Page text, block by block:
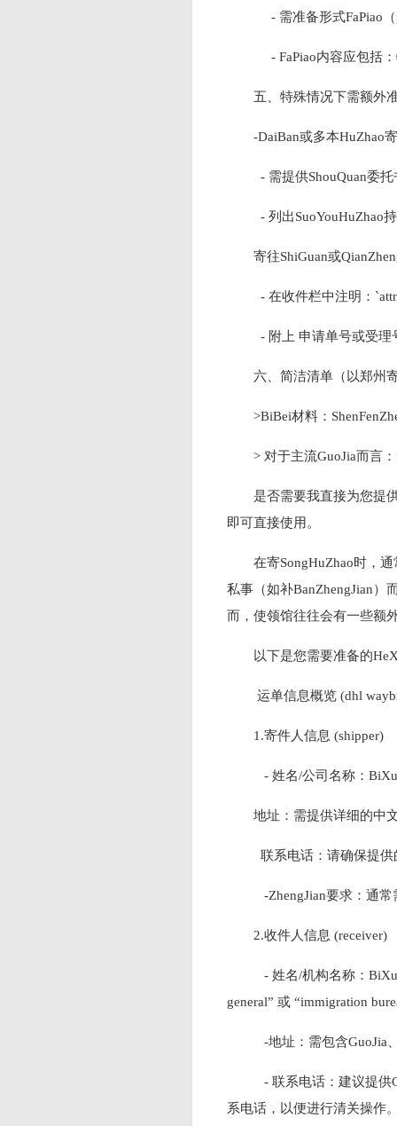
- 需准备形式FaPiao（
- FaPiao内容应包括：
五、特殊情况下需额外
-DaiBan或多本HuZhao
- 需提供ShouQuan委
- 列出SuoYouHuZhao
寄往ShiGuan或
- 在收件栏中注明：
- 附上 申请单号或受理
六、简洁清单（以郑州
>BiBei材料：
> 对于主流GuoJia而言
是否需要我直接为您提
即可直接使用。
在寄SongHuZhao时，
私事（如补BanZhengJian）
而，使领馆往往会有一些额
以下是您需要准备的
运单信息概览 (dhl
1.寄件人信息 (shipper)
- 姓名/公司名称：BiXu
地址：需提供详细的中
联系电话：请确保提供
-ZhengJian要求：通常
2.收件人信息 (receiver)
- 姓名/机构名称：
general” 或 “immigration
-地址：需包含GuoJia
- 联系电话：建议提供
系电话，以便进行清关操作